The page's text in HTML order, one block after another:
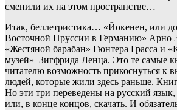
сменили их на этом пространстве…
Итак, беллетристика… «Йокенен, или
Восточной Пруссии в Германию» Арно
«Жестяной барабан» Гюнтера Грасса и
музей» Зигфрида Ленца. Это те самые
читателю возможность прикоснуться к
людей, которые жили здесь раньше.
Но эти три переведены на русский
или, в конце концов, скачать. И